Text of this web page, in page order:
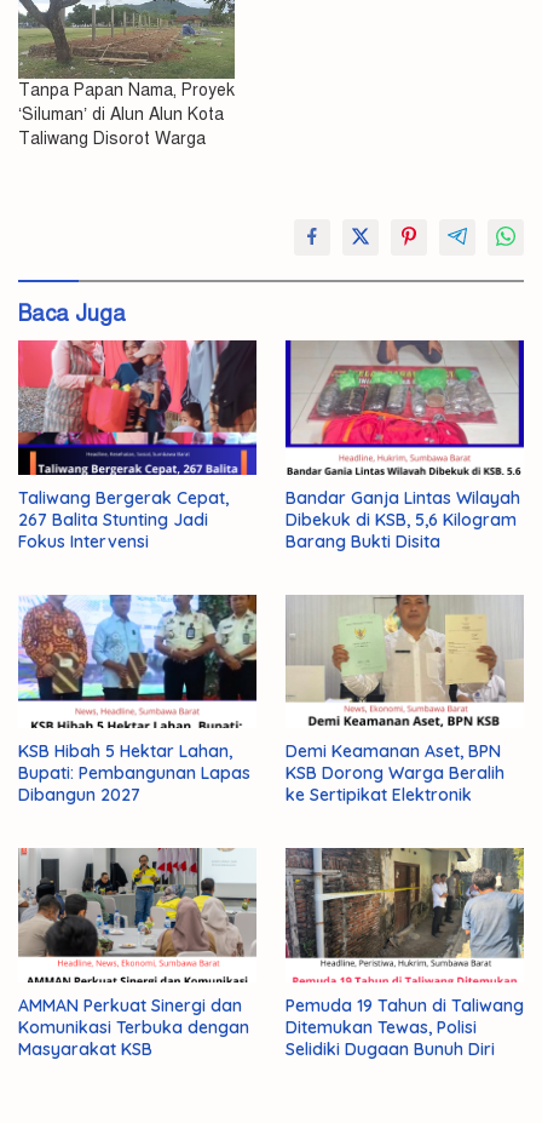
Tanpa Papan Nama, Proyek
‘Siluman’ di Alun Alun Kota
Taliwang Disorot Warga
Pelaku
Polisi
Rusak
Baca Juga
Taliwang Bergerak Cepat,
267 Balita Stunting Jadi
Fokus Intervensi
Bandar Ganja Lintas Wilayah
Dibekuk di KSB, 5,6 Kilogram
Barang Bukti Disita
KSB Hibah 5 Hektar Lahan,
Bupati: Pembangunan Lapas
Dibangun 2027
Demi Keamanan Aset, BPN
KSB Dorong Warga Beralih
ke Sertipikat Elektronik
AMMAN Perkuat Sinergi dan
Komunikasi Terbuka dengan
Masyarakat KSB
Pemuda 19 Tahun di Taliwang
Ditemukan Tewas, Polisi
Selidiki Dugaan Bunuh Diri